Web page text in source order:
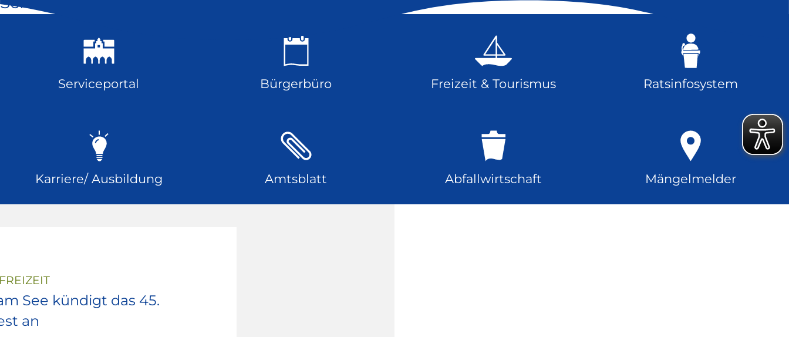
Serviceportal Bürgerbüro Freizeit & Tourismus Ratsinfosystem
Karriere/ Ausbildung Amtsblatt Abfallwirtschaft Mängelmelder
See kündigt das 45.
an